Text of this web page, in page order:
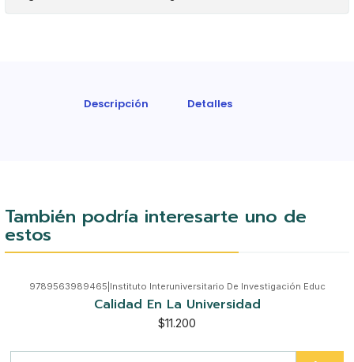
Descripción Detalles
También podría interesarte uno de
estos
9789563989465 Instituto Interuniversitario De Investigación Educ
Calidad En La Universidad
$11.200